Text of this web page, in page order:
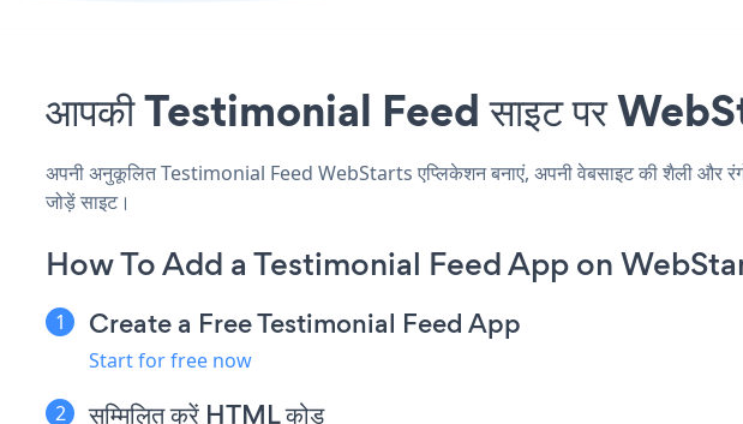
आपकी Testimonial Feed साइट पर
अपनी अनुकूलित Testimonial Feed WebStarts एप्लिकेशन बनाएं, अपनी वेबसाइट की शैली और
जोड़ें साइट।
How To Add a Testimonial Feed App on
Create a Free Testimonial Feed App
Start for free now
सम्मिलित करें HTML कोड